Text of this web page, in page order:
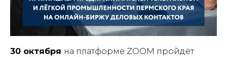
30 октября на платформе ZOOM пройдёт